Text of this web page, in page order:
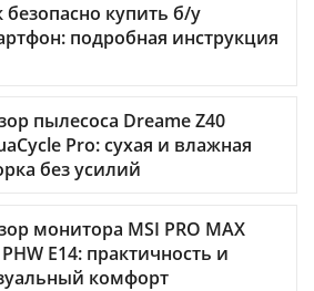
безопасно купить б/у
подробная инструкция
пылесоса Dreame Z40
Pro: сухая и влажная
без усилий
монитора MSI PRO MAX
E14: практичность и
комфорт